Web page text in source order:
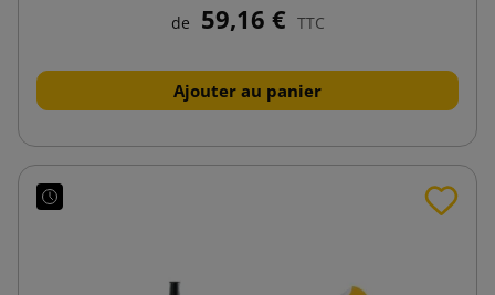
de 59,16 € TTC
Ajouter au panier